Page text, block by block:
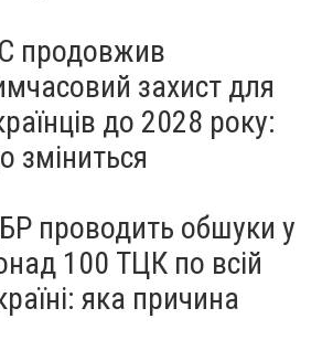
продовжив
захист для
до 2028 року:
зміниться
проводить обшуки у
100 ТЦК по всій
яка причина